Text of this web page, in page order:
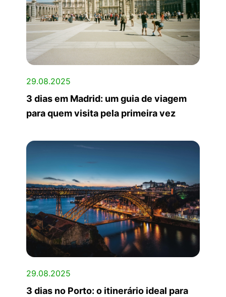
29.08.2025
3 dias em Madrid: um guia de viagem
para quem visita pela primeira vez
29.08.2025
3 dias no Porto: o itinerário ideal para